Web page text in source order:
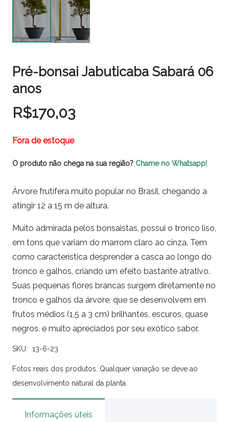
Pré-bonsai Jabuticaba Sabará 06
anos
R$170,03
Fora de estoque
O produto não chega na sua região? Chame no Whatsapp!
Árvore frutífera muito popular no Brasil, chegando a
atingir 12 a 15 m de altura.
Muito admirada pelos bonsaistas, possui o tronco liso,
em tons que variam do marrom claro ao cinza. Tem
como característica desprender a casca ao longo do
tronco e galhos, criando um efeito bastante atrativo.
Suas pequenas flores brancas surgem diretamente no
tronco e galhos da árvore, que se desenvolvem em
frutos médios (1,5 a 3 cm) brilhantes, escuros, quase
negros, e muito apreciados por seu exótico sabor.
SKU: 13-6-23
Fotos reais dos produtos. Qualquer variação se deve ao
desenvolvimento natural da planta.
Informações úteis